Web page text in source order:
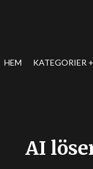
HEM KATEGORIER
AI